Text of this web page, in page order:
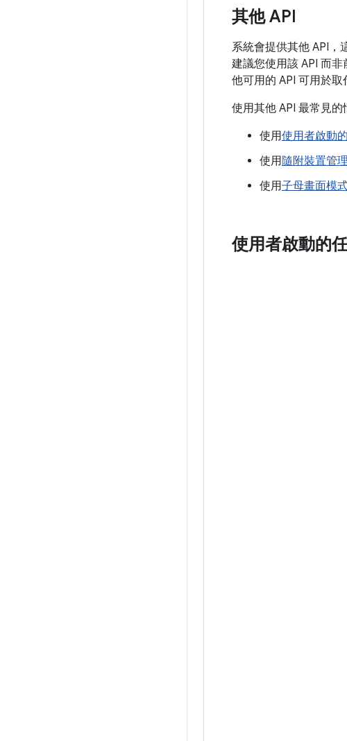
其他 API
系統會提供其他 API，
建議您使用該 API 而非
他可用的 API 可用於取
使用其他 API 最常見的
使用使用者啟動
使用隨附裝置管
使用子母畫面模
使用者啟動的